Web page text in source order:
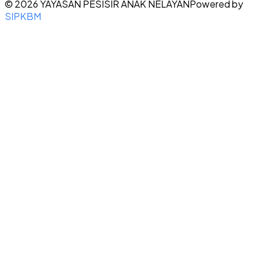
© 2026YAYASAN PESISIR ANAK NELAYANPowered by
SIPKBM